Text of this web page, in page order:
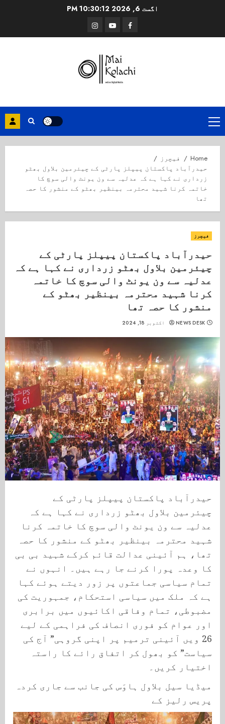
اگست 6, 2026 10:30:13 PM
Facebook
Youtube
Instagram
Primary
Menu
Home
فیچرز
حیدرآباد پاکستان پیپلز پارٹی کے چیئرمین بلاول بھٹو
زرداری نے کہا ہے کہ عدلیہ سے ون یونٹ والی سوچ کا
خاتمہ کرنا شہید محترمہ بینظیر بھٹو کے منشور کا حصہ
تھا
فیچرز
حیدرآباد پاکستان پیپلز پارٹی کے
چیئرمین بلاول بھٹو زرداری نے کہا ہے کہ
عدلیہ سے ون یونٹ والی سوچ کا خاتمہ
کرنا شہید محترمہ بینظیر بھٹو کے
منشور کا حصہ تھا
NEWS DESK اکتوبر 18, 2024
حیدرآباد پاکستان پیپلز پارٹی کے
چیئرمین بلاول بھٹو زرداری نے کہا ہے کہ
عدلیہ سے ون یونٹ والی سوچ کا خاتمہ کرنا
شہید محترمہ بینظیر بھٹو کے منشور کا حصہ
تھا، ہم آئینی عدالت قائم کرکے شہید بی بی
کا وعدہ پورا کرنے جا رہے ہیں۔ انہوں نے
تمام سیاسی جماعتوں پر زور دیتے ہوئے کہا
ہے کہ ملک میں سیاسی استحکام، جمہوریت کی
مضبوطی، تمام وفاقی اکائیوں میں برابری
اور عوام کو فوری انصاف کی فراہمی کے لیے
26 ویں آئینی ترمیم پر اپنی گروہی” آج کی
سیاست” کو بھول کر اتفاق رائے کا راستہ
اختیار کریں۔
میڈیا سیل بلاول ہاوَس کی جانب سے جاری کردہ
پریس رلیز کے